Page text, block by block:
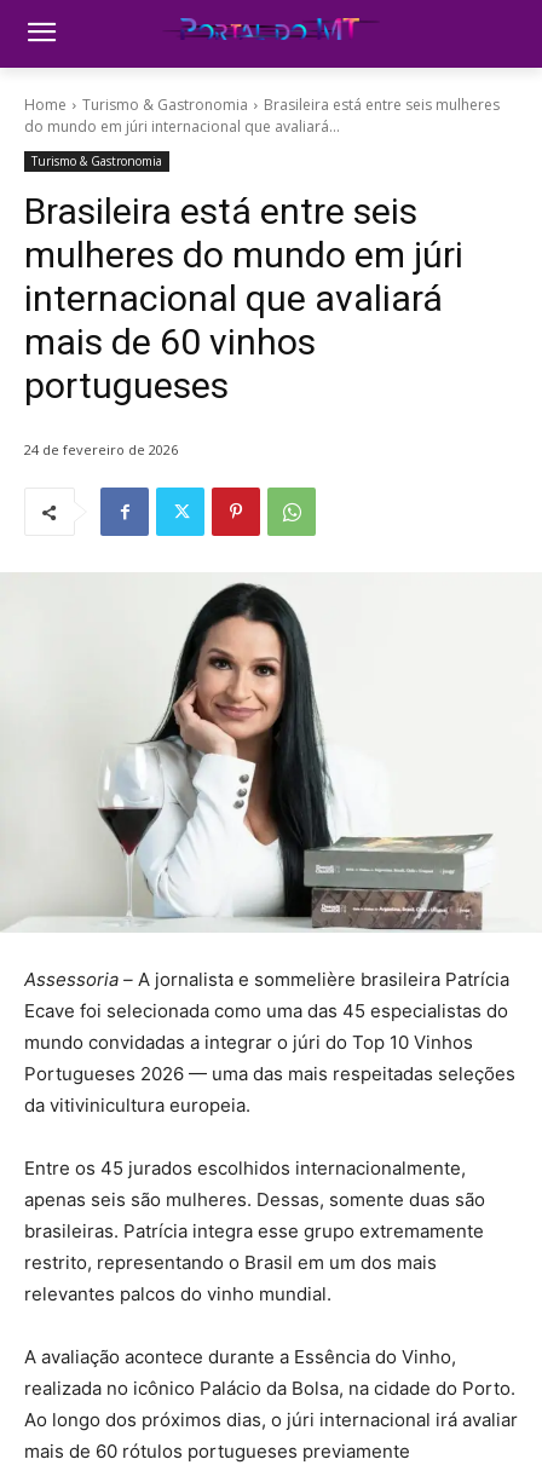
Home Turismo & Gastronomia
Brasileira está entre seis mulheres
do mundo em júri internacional que avaliará...
Turismo & Gastronomia
Brasileira está entre seis
mulheres do mundo em júri
internacional que avaliará
mais de 60 vinhos
portugueses
24 de fevereiro de 2026
Assessoria – A jornalista e sommelière brasileira Patrícia
Ecave foi selecionada como uma das 45 especialistas do
mundo convidadas a integrar o júri do Top 10 Vinhos
Portugueses 2026 — uma das mais respeitadas seleções
da vitivinicultura europeia.
Entre os 45 jurados escolhidos internacionalmente,
apenas seis são mulheres. Dessas, somente duas são
brasileiras. Patrícia integra esse grupo extremamente
restrito, representando o Brasil em um dos mais
relevantes palcos do vinho mundial.
A avaliação acontece durante a Essência do Vinho,
realizada no icônico Palácio da Bolsa, na cidade do Porto.
Ao longo dos próximos dias, o júri internacional irá avaliar
mais de 60 rótulos portugueses previamente